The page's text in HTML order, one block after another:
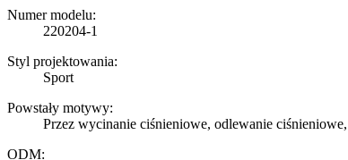
Numer modelu:
220204-1
Styl projektowania:
Sport
Powstały motywy:
Przez wycinanie ciśnieniowe, odlewanie
ODM: